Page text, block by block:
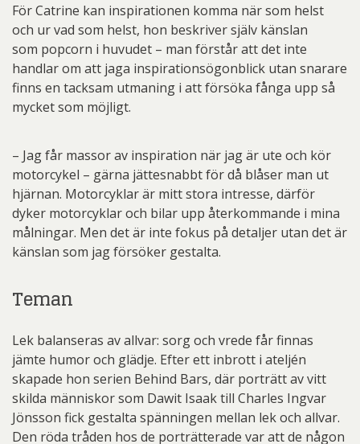
För Catrine kan inspirationen komma när som helst
och ur vad som helst, hon beskriver själv känslan
som popcorn i huvudet – man förstår att det inte
handlar om att jaga inspirationsögonblick utan snarare
finns en tacksam utmaning i att försöka fånga upp så
mycket som möjligt.
– Jag får massor av inspiration när jag är ute och kör
motorcykel – gärna jättesnabbt för då blåser man ut
hjärnan. Motorcyklar är mitt stora intresse, därför
dyker motorcyklar och bilar upp återkommande i mina
målningar. Men det är inte fokus på detaljer utan det är
känslan som jag försöker gestalta.
Teman
Lek balanseras av allvar: sorg och vrede får finnas
jämte humor och glädje. Efter ett inbrott i ateljén
skapade hon serien Behind Bars, där porträtt av vitt
skilda människor som Dawit Isaak till Charles Ingvar
Jönsson fick gestalta spänningen mellan lek och allvar.
Den röda tråden hos de porträtterade var att de någon